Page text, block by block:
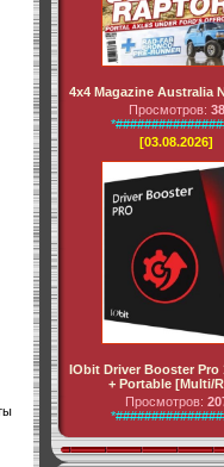
4x4 Magazine Australia
Просмотров: 38
[03.08.2026]
IObit Driver Booster Pro
+ Portable [Multi/
Просмотров: